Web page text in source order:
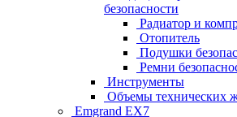
безопасности
Радиатор и
Отопитель
Подушки
Ремни
Инструменты
Объемы технических
Emgrand EX7